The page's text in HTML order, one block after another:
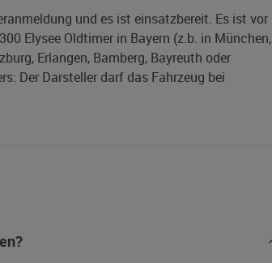
und es ist einsatzbereit. Es ist vor
Elysee Oldtimer in Bayern (z.b. in München,
Erlangen, Bamberg, Bayreuth oder
Der Darsteller darf das Fahrzeug bei